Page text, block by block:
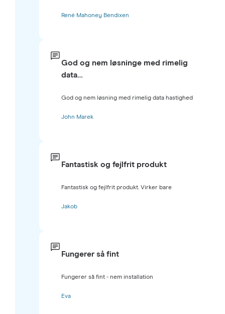
René Mahoney Bendixen
God og nem løsninge med rimelig
data…
God og nem løsning med rimelig data hastighed
John Marek
Fantastisk og fejlfrit produkt
Fantastisk og fejlfrit produkt. Virker bare
Jakob
Fungerer så fint
Fungerer så fint - nem installation
Eva